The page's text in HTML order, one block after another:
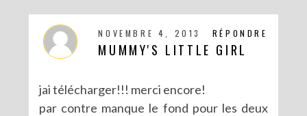
RÉPONDRE
NOVEMBRE 4, 2013
MUMMY'S LITTLE GIRL
jai télécharger!!! merci encore!
par contre manque le fond pour les deux